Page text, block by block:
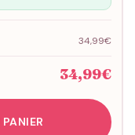
34,99€
34,99€